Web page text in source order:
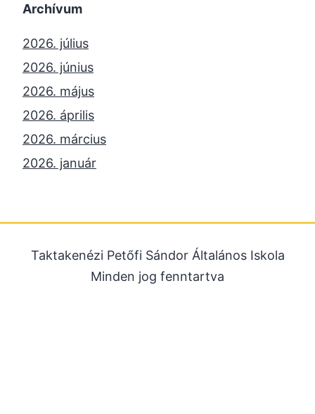
Archívum
2026. július
2026. június
2026. május
2026. április
2026. március
2026. január
2025. július
2025. június
Taktakenézi Petőfi Sándor Általános Iskola
Minden jog fenntartva